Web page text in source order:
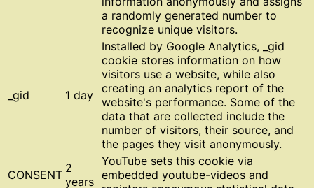
a randomly generated number to
recognize unique visitors.
_gid 1 day
Installed by Google Analytics, _gid
cookie stores information on how
visitors use a website, while also
creating an analytics report of the
website's performance. Some of the
data that are collected include the
number of visitors, their source, and
the pages they visit anonymously.
CONSENT 2
years
YouTube sets this cookie via
embedded youtube-videos and